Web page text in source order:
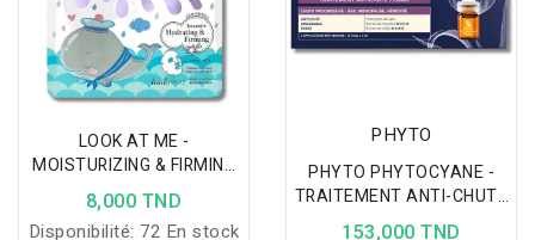
LOOK AT ME -
MOISTURIZING & FIRMING
FACE MASK HYALURONIC
ACID
8,000 TND
Disponibilité: 72 En stock
PHYTO
PHYTO PHYTOCYANE -
TRAITEMENT ANTI-CHUTE
PROGRESSIVE FEMME
153,000 TND